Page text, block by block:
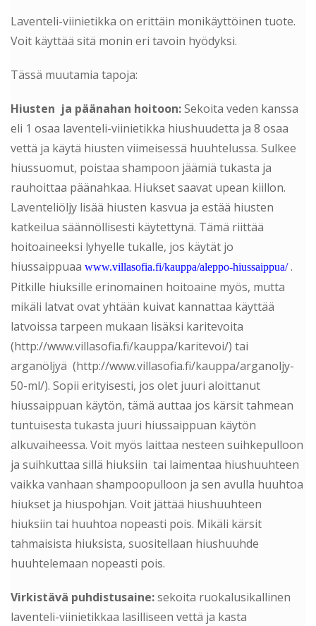
Laventeli-viinietikka on erittäin monikäyttöinen tuote.
Voit käyttää sitä monin eri tavoin hyödyksi.
Tässä muutamia tapoja:
Hiusten ja päänahan hoitoon:Sekoita veden kanssa
eli 1 osaa laventeli-viinietikka hiushuudetta ja 8 osaa
vettä ja käytä hiusten viimeisessä huuhtelussa. Sulkee
hiussuomut, poistaa shampoon jäämiä tukasta ja
rauhoittaa päänahkaa. Hiukset saavat upean kiillon.
Laventeliöljy lisää hiusten kasvua ja estää hiusten
katkeilua säännöllisesti käytettynä. Tämä riittää
hoitoaineeksi lyhyelle tukalle, jos käytät jo
hiussaippuaa www.villasofia.fi/kauppa/aleppo-hiussaippua/.
Pitkille hiuksille erinomainen hoitoaine myös, mutta
mikäli latvat ovat yhtään kuivat kannattaa käyttää
latvoissa tarpeen mukaan lisäksi karitevoita
(http://www.villasofia.fi/kauppa/karitevoi/) tai
arganöljyä (http://www.villasofia.fi/kauppa/arganoljy-
50-ml/). Sopii erityisesti, jos olet juuri aloittanut
hiussaippuan käytön, tämä auttaa jos kärsit tahmean
tuntuisesta tukasta juuri hiussaippuan käytön
alkuvaiheessa. Voit myös laittaa nesteen suihkepulloon
ja suihkuttaa sillä hiuksiin tai laimentaa hiushuuhteen
vaikka vanhaan shampoopulloon ja sen avulla huuhtoa
hiukset ja hiuspohjan. Voit jättää hiushuuhteen
hiuksiin tai huuhtoa nopeasti pois. Mikäli kärsit
tahmaisista hiuksista, suositellaan hiushuuhde
huuhtelemaan nopeasti pois.
Virkistävä puhdistusaine:sekoita ruokalusikallinen
laventeli-viinietikkaa lasilliseen vettä ja kasta